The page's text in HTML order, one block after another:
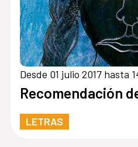
Desde 01 julio 2017 hasta
Recomendación
LETRAS